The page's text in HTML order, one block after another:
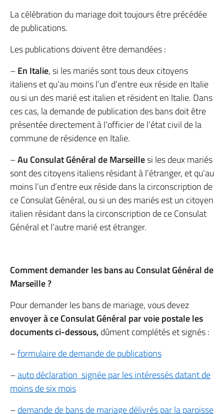
La célébration du mariage doit toujours être précédée
de publications.
Les publications doivent être demandées :
–En Italie, si les mariés sont tous deux citoyens
italiens et qu’au moins l’un d’entre eux réside en Italie
ou si un des marié est italien et résident en Italie. Dans
ces cas, la demande de publication des bans doit être
présentée directement à l’officier de l’état civil de la
commune de résidence en Italie.
–Au Consulat Général de Marseillesi les deux mariés
sont des citoyens italiens résidant à l’étranger, et qu’au
moins l’un d’entre eux réside dans la circonscription de
ce Consulat Général, ou si un des mariés est un citoyen
italien résidant dans la circonscription de ce Consulat
Général et l’autre marié est étranger.
Comment demander les bans au Consulat Général de
Marseille ?
Pour demander les bans de mariage, vous devez
envoyer à ce Consulat Général par voie postale les
documents ci-dessous,dûment complétés et signés :
–formulaire de demande de publications
–auto déclaration signée par les intéressés datant de
moins de six mois
–demande de bans de mariage délivrés par la paroisse